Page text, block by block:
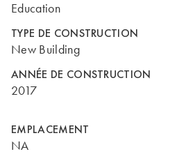
Education
TYPE DE CONSTRUCTION
New Building
ANNÉE DE CONSTRUCTION
2017
EMPLACEMENT
NA